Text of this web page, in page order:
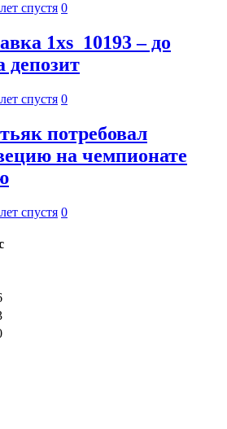
спустя 0
1xs_10193 – до
депозит
спустя 0
потребовал
на чемпионате
спустя 0